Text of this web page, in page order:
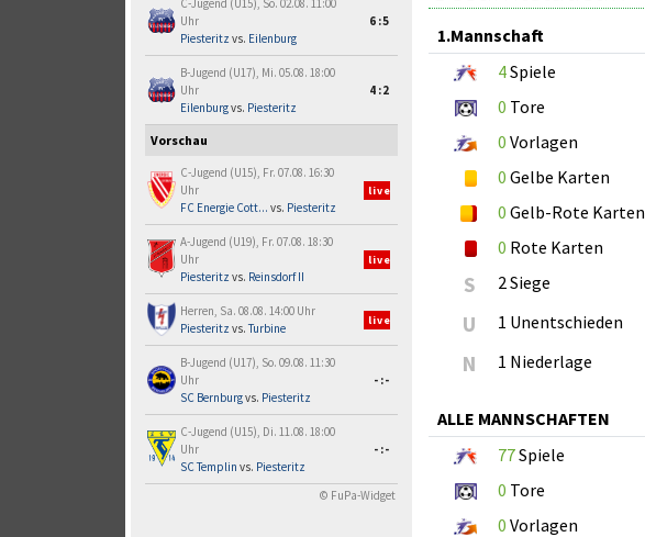
C-Jugend (U15), So. 02.08. 11:00
Uhr
Piesteritz vs. Eilenburg
6:5
B-Jugend (U17), Mi. 05.08. 18:00
Uhr
Eilenburgvs. Piesteritz
4:2
Vorschau
C-Jugend (U15), Fr. 07.08. 16:30
Uhr
FC Energie Cott... vs. Piesteritz
live
A-Jugend (U19), Fr. 07.08. 18:30
Uhr
Piesteritz vs. Reinsdorf II
live
Herren, Sa. 08.08. 14:00 Uhr
Piesteritz vs.Turbine
live
B-Jugend (U17), So. 09.08. 11:30
Uhr
SC Bernburgvs. Piesteritz
-:-
C-Jugend (U15), Di. 11.08. 18:00
Uhr
SC Templin vs. Piesteritz
-:-
© FuPa-Widget
1.Mannschaft
4Spiele
0 Tore
0 Vorlagen
0 Gelbe Karten
0 Gelb-Rote Karten
0 Rote Karten
S 2 Siege
U 1 Unentschieden
N 1 Niederlage
ALLE MANNSCHAFTEN
77Spiele
0 Tore
0 Vorlagen